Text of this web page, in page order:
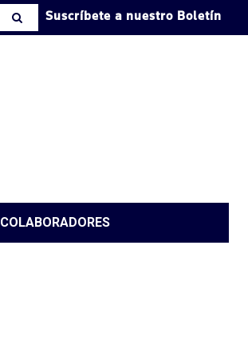
Suscríbete a nuestro Boletín
COLABORADORES